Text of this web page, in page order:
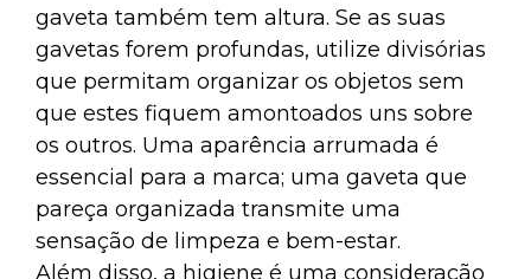
gaveta também tem altura. Se as suas
gavetas forem profundas, utilize divisórias
que permitam organizar os objetos sem
que estes fiquem amontoados uns sobre
os outros. Uma aparência arrumada é
essencial para a marca; uma gaveta que
pareça organizada transmite uma
sensação de limpeza e bem-estar.
Além disso, a higiene é uma consideração